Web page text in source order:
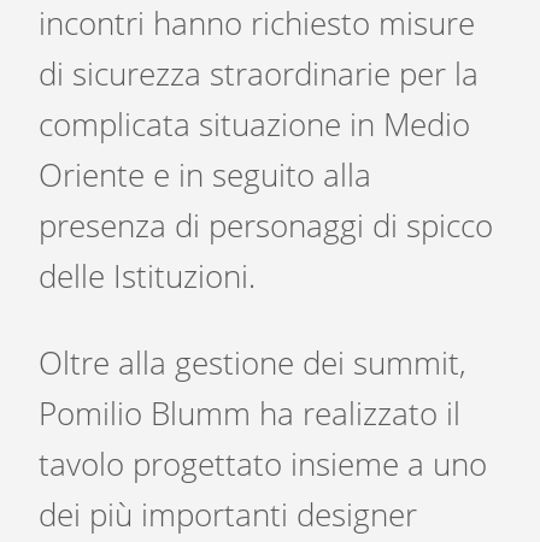
incontri hanno richiesto misure
di sicurezza straordinarie per la
complicata situazione in Medio
Oriente e in seguito alla
presenza di personaggi di spicco
delle Istituzioni.
Oltre alla gestione dei summit,
Pomilio Blumm ha realizzato il
tavolo progettato insieme a uno
dei più importanti designer